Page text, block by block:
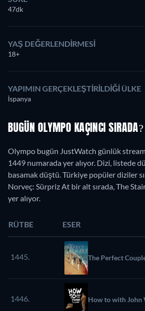
47dk
YAŞ DEĞERLENDIRMESI
18+
YAPIMIN GERÇEKLEŞTIRILDIĞI ÜLKE
İspanya
BUGÜN OLYMPO KAÇINCI SIRADA?
Olympo bugün JustWatch günlük
1449 numarada yer alıyor. Dizi, listede
basamak düştü. Türkiye popüler diziler
Norveç: Sürpriz At bir alt sırada, The
yer alıyor.
RÜTBE ESER
1445. The Perfect
1446. How to with John